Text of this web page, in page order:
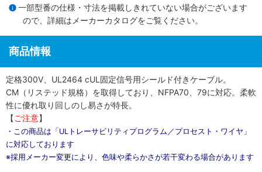
一部型番の仕様・寸法を掲載しきれていない場合がございます
ので、詳細は メーカーカタログをご覧ください。
商品情報
定格300V、UL2464 cUL固定信号用シールド付きケーブル。
CM（リステッド規格）を取得しており、NFPA70、79に対応。柔軟
性に優れ取り回しのし易さが特長。
【 ご注意】
・この商品は「ULトレーサビリティプログラム／プロセスト・ワイヤ」
に対応しております
※採用メーカー変更により、色味や柔らかさが若干変わる場合があります